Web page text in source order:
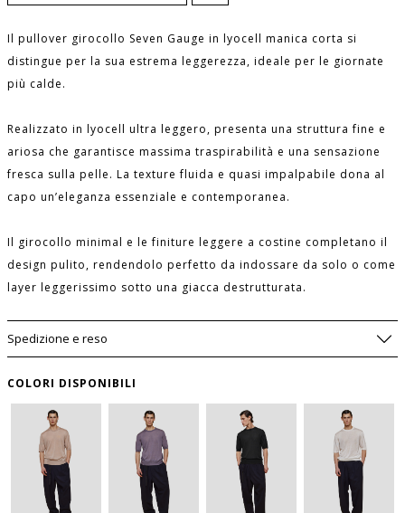
Il pullover girocollo Seven Gauge in lyocell manica corta si
distingue per la sua estrema leggerezza, ideale per le giornate
più calde.
Realizzato in lyocell ultra leggero, presenta una struttura fine e
ariosa che garantisce massima traspirabilità e una sensazione
fresca sulla pelle. La texture fluida e quasi impalpabile dona al
capo un’eleganza essenziale e contemporanea.
Il girocollo minimal e le finiture leggere a costine completano il
design pulito, rendendolo perfetto da indossare da solo o come
layer leggerissimo sotto una giacca destrutturata.
Spedizione e reso
COLORI DISPONIBILI
SIZE GUIDE
TAGLIA
USA
AVVISAMI SE DOVESSE TORNARE
DISPONIBILE
WISHLIST
personale, effettua il
oppure